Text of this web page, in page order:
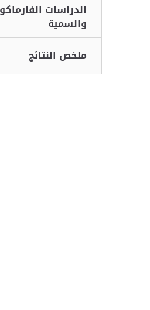
الدراسات
والسمية
ملخص النتائج